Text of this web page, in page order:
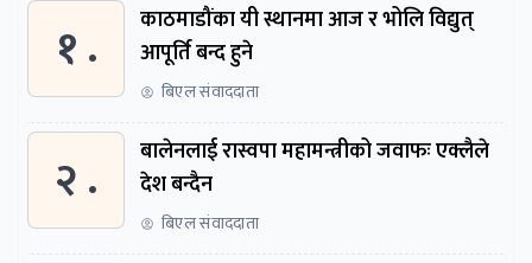
१ .
काठमाडौंका यी स्थानमा आज र भोलि विद्युत्
आपूर्ति बन्द हुने
बिएल संवाददाता
२ .
बालेनलाई रास्वपा महामन्त्रीको जवाफः एक्लैले
देश बन्दैन
बिएल संवाददाता